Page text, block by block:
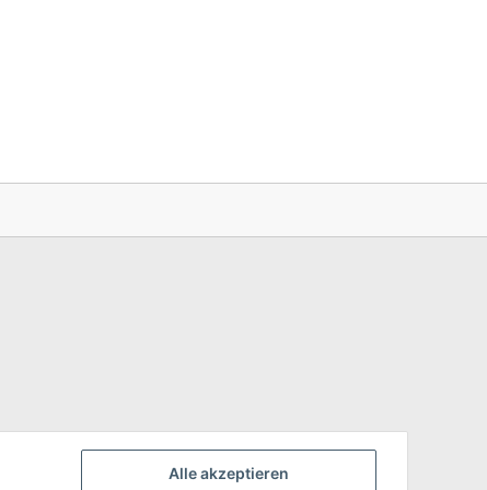
Alle akzeptieren